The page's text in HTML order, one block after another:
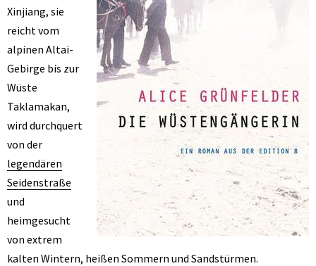
Xinjiang, sie
reicht vom
alpinen Altai-
Gebirge bis zur
Wüste
Taklamakan,
wird durchquert
von der
legendären
Seidenstraße
und
heimgesucht
von extrem
kalten Wintern, heißen Sommern und Sandstürmen.